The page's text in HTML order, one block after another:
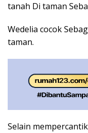
tanah Di taman
Wedelia cocok
taman.
Selain